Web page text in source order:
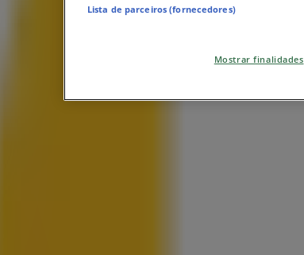
Lista de parceiros (fornecedores)
Mostrar finalidades